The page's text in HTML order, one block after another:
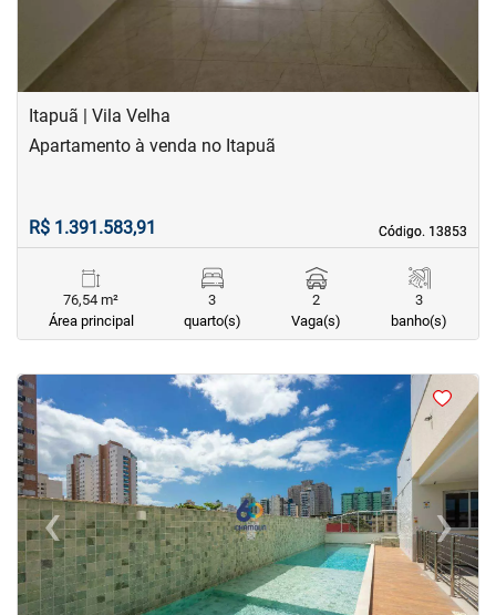
Itapuã | Vila Velha
Código. 13853
Código. 13853
Apartamento à venda no Itapuã
R$ 1.391.583,91
76,54 m²
Área principal
3
quarto(s)
2
Vaga(s)
3
banho(s)
<<
‹Previous ›Next